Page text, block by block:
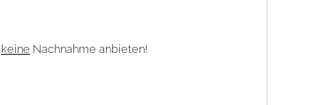
keine Nachnahme anbieten!